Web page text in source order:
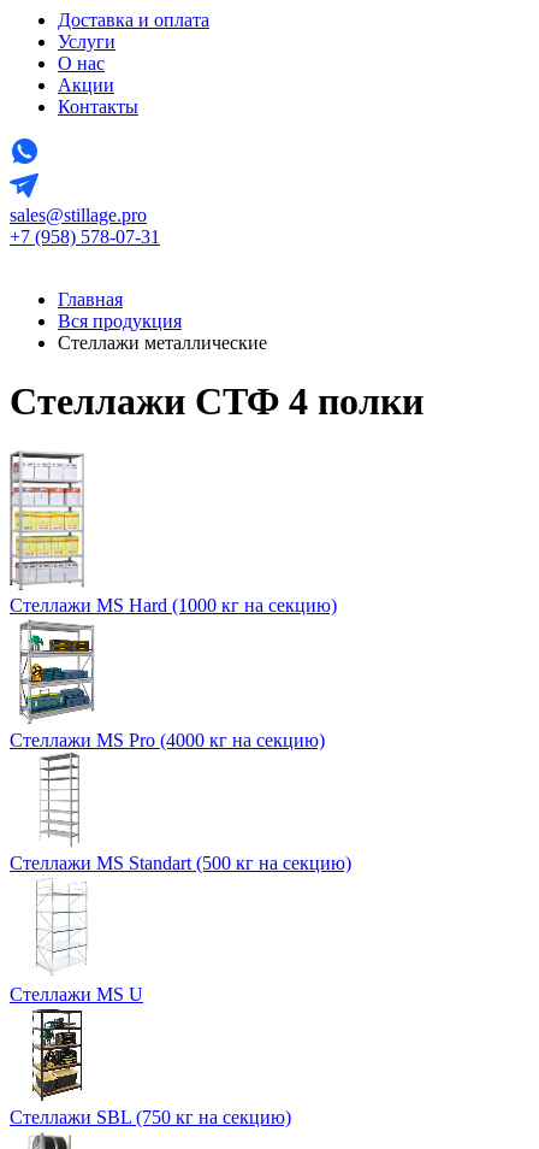
Доставка и оплата
Услуги
О нас
Акции
Контакты
sales@stillage.pro
+7 (958) 578-07-31
Главная
Вся продукция
Стеллажи металлические
Стеллажи СТФ 4 полки
Стеллажи MS Hard (1000 кг на секцию)
Стеллажи MS Pro (4000 кг на секцию)
Стеллажи MS Standart (500 кг на секцию)
Стеллажи MS U
Стеллажи SBL (750 кг на секцию)